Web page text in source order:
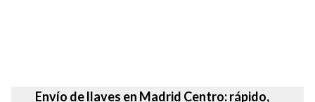
Envío de llaves en Madrid Centro: rápido,